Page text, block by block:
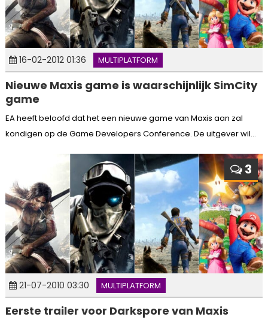
16-02-2012 01:36 MULTIPLATFORM
Nieuwe Maxis game is waarschijnlijk SimCity
game
EA heeft beloofd dat het een nieuwe game van Maxis aan zal
kondigen op de Game Developers Conference. De uitgever wil...
3
21-07-2010 03:30 MULTIPLATFORM
Eerste trailer voor Darkspore van Maxis